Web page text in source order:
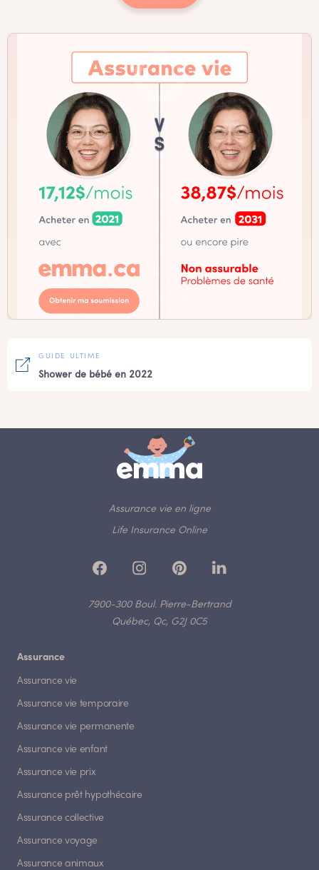
GUIDE ULTIME
Shower de bébé en 2022
Assurance vie en ligne
Life Insurance Online
7900-300 Boul. Pierre-Bertrand
Québec, Qc, G2J 0C5
Assurance
Assurance vie
Assurance vie temporaire
Assurance vie permanente
Assurance vie enfant
Assurance vie prix
Assurance prêt hypothécaire
Assurance collective
Assurance voyage
Assurance animaux